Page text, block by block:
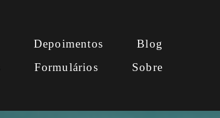
Depoimentos
Blog
Formulários Sobre